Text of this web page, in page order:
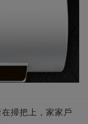
掃把上，家家戶